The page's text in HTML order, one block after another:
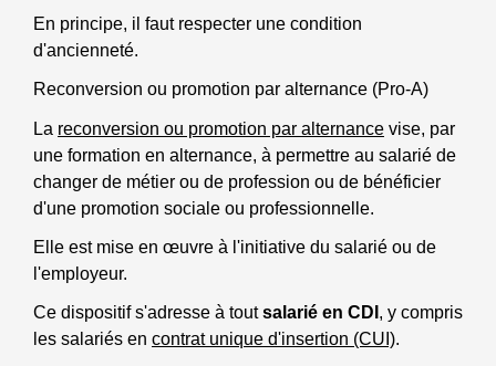
En principe, il faut respecter une condition
d'ancienneté.
Reconversion ou promotion par alternance (Pro-A)
La reconversion ou promotion par alternance vise, par
une formation en alternance, à permettre au salarié de
changer de métier ou de profession ou de bénéficier
d'une promotion sociale ou professionnelle.
Elle est mise en œuvre à l'initiative du salarié ou de
l'employeur.
Ce dispositif s'adresse à toutsalarié en CDI , y compris
les salariés en contrat unique d'insertion (CUI).